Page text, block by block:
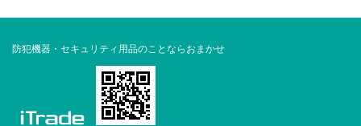
防犯機器・セキュリティ用品のことならおまかせ